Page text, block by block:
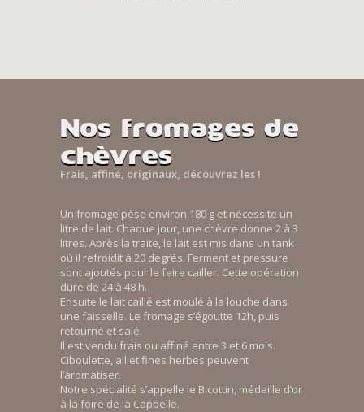
Nos fromages de
chèvres
Frais, affiné, originaux, découvrez les !
Un fromage pèse environ 180 g et nécessite un
litre de lait. Chaque jour, une chèvre donne 2 à 3
litres. Après la traite, le lait est mis dans un tank
où il refroidit à 20 degrés. Ferment et pressure
sont ajoutés pour le faire cailler. Cette opération
dure de 24 à 48 h.
Ensuite le lait caillé est moulé à la louche dans
une faisselle. Le fromage s’égoutte 12h, puis
retourné et salé.
Il est vendu frais ou affiné entre 3 et 6 mois.
Ciboulette, ail et fines herbes peuvent
l’aromatiser.
Notre spécialité s’appelle le Bicottin, médaille d’or
à la foire de la Cappelle.